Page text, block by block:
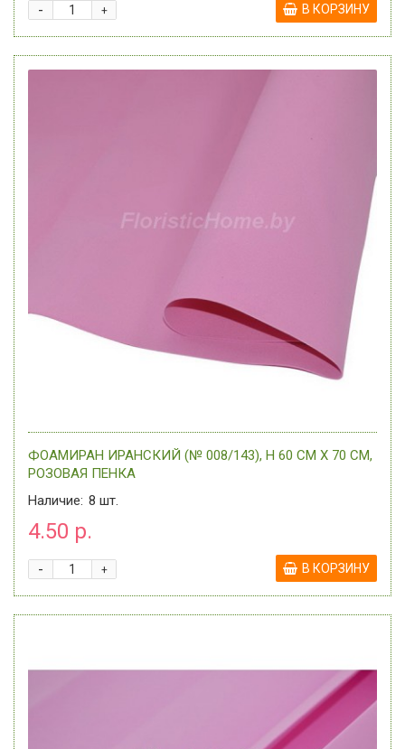
+
- В КОРЗИНУ
ФОАМИРАН ИРАНСКИЙ (№ 008/143), H 60 СМ Х 70 СМ,
РОЗОВАЯ ПЕНКА
Наличие: 8 шт.
4.50 р.
+
- В КОРЗИНУ